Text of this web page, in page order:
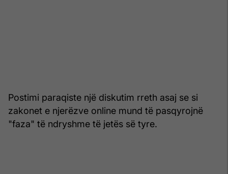
Postimi paraqiste një diskutim rreth asaj se si
zakonet e njerëzve online mund të pasqyrojnë
"faza" të ndryshme të jetës së tyre.